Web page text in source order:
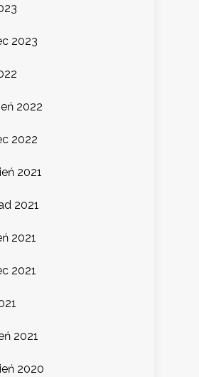
2023
2022
2022
2021
2021
2021
2021
2021
2020